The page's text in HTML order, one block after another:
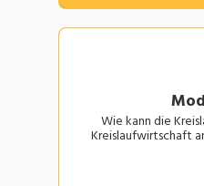
Wie kann die
Kreislaufwirtschaft